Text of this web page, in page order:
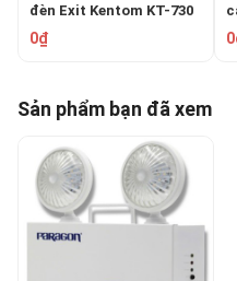
đèn Exit Kentom KT-730
0₫
Sản phẩm bạn đã xem